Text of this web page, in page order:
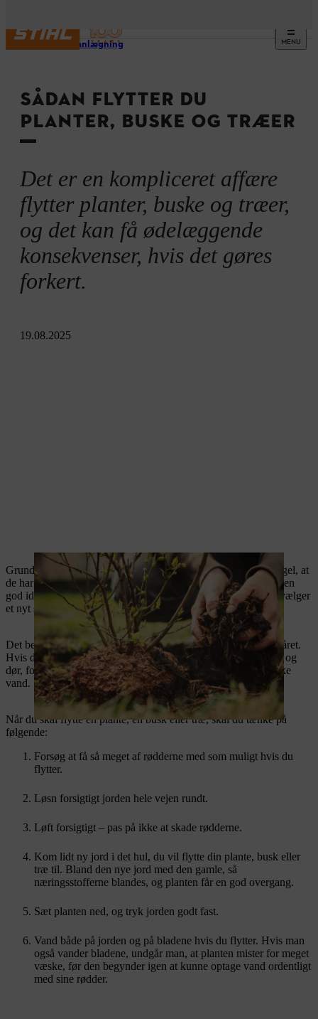
MENU
Haveplanlægning
SÅDAN FLYTTER DU
PLANTER, BUSKE OG TRÆER
Det er en kompliceret affære
flytter planter, buske og træer,
og det kan få ødelæggende
konsekvenser, hvis det gøres
forkert.
19.08.2025
Grunden til, at planter, busker eller træer ikke trives, er som regel, at
de har den forkerte type jord eller står det forkerte sted. Det er en
god ide at tjekke, hvad netop dine planter foretrækker, før du vælger
et nyt sted.
Det bedste tidspunkt til flytter planter, buske og træer er i efteråret.
Hvis du flytter dem om sommeren, risikerer du, at de tørrer ud og
dør, fordi rødderne er hakket af, og de har sværere ved at drikke
vand.
Når du skal flytte en plante, en busk eller træ, skal du tænke på
følgende:
Forsøg at få så meget af rødderne med som muligt hvis du
flytter.
Løsn forsigtigt jorden hele vejen rundt.
Løft forsigtigt – pas på ikke at skade rødderne.
Kom lidt ny jord i det hul, du vil flytte din plante, busk eller
træ til. Bland den nye jord med den gamle, så
næringsstofferne blandes, og planten får en god overgang.
Sæt planten ned, og tryk jorden godt fast.
Vand både på jorden og på bladene hvis du flytter. Hvis man
også vander bladene, undgår man, at planten mister for meget
væske, før den begynder igen at kunne optage vand ordentligt
med sine rødder.